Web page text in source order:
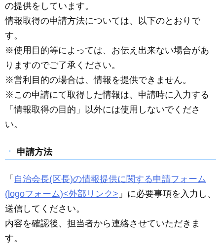
o
k
er
の提供をしています。
情報取得の申請方法については、以下のとおりで
す。
※使用目的等によっては、お伝え出来ない場合があ
りますのでご了承ください。
※営利目的の場合は、情報を提供できません。
※この申請にて取得した情報は、申請時に入力する
「情報取得の目 的」以外には使用しないでくださ
い。
申請方法
「 自治会長(区長)の情報提供に関する申請フォーム
(logoフ ォーム)<外部リンク> 」に必要事項を入力し、
送信してください。
内容を確認後、担当者から連絡させていただきま
す。